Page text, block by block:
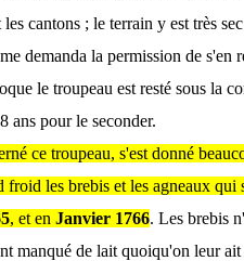
cantons ; le terrain y est très
demanda la permission de s'en
le troupeau est resté sous la
ans pour le seconder.
ce troupeau, s'est donné
froid les brebis et les agneaux qui
, et en Janvier 1766. Les brebis
manqué de lait quoiqu'on leur